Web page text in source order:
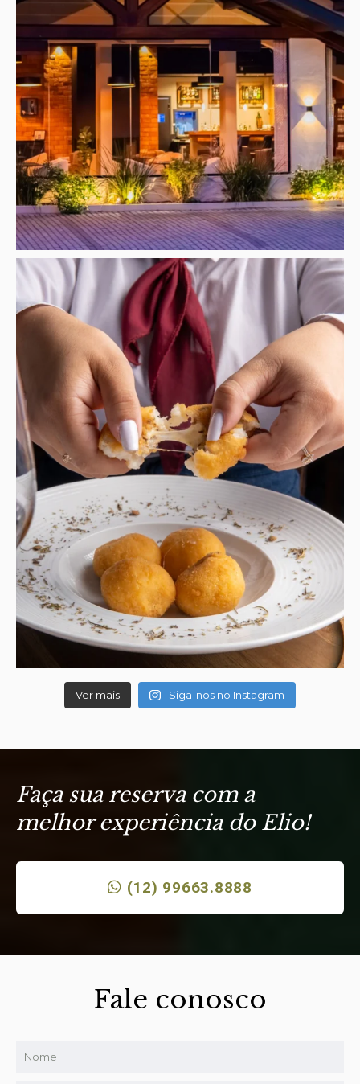
Ver mais Siga-nos no Instagram
Faça sua reserva com a
melhor experiência do Elio!
(12) 99663.8888
Fale conosco